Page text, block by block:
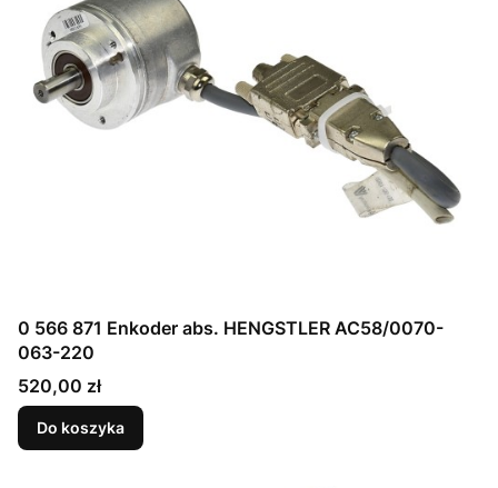
0 566 871 Enkoder abs. HENGSTLER AC58/0070-
063-220
Cena
520,00 zł
Do koszyka